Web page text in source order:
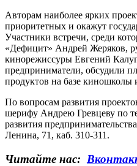
Авторам наиболее ярких
приоритетных и окажут
Участники встречи, среди
«Дефицит» Андрей Жеряков,
кинорежиссуры Евгений
предприниматели, обсудили
продуктов на базе киношколы
По вопросам развития
шерифу Андрею Гревцеву по
развития
Ленина, 71, каб. 310-311.
Читайте нас: